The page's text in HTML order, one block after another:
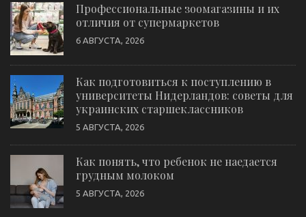
Профессиональные зоомагазины и их
отличия от супермаркетов
6 АВГУСТА, 2026
Как подготовиться к поступлению в
университеты Нидерландов: советы для
украинских старшеклассников
5 АВГУСТА, 2026
Как понять, что ребенок не наедается
грудным молоком
5 АВГУСТА, 2026